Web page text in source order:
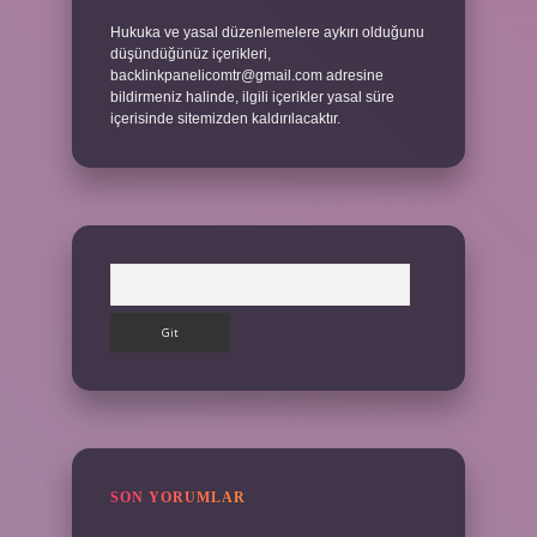
Hukuka ve yasal düzenlemelere aykırı olduğunu
düşündüğünüz içerikleri,
backlinkpanelicomtr@gmail.com adresine
bildirmeniz halinde, ilgili içerikler yasal süre
içerisinde sitemizden kaldırılacaktır.
SON YORUMLAR